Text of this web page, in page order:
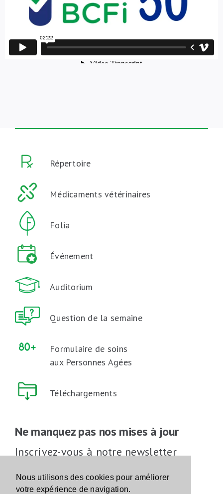
Nous utilisons des cookies pour améliorer
votre expérience de navigation.
Répertoire
Médicaments vétérinaires
Folia
Événement
Auditorium
Question de la semaine
Formulaire de soins
aux Personnes Agées
Téléchargements
Ne manquez pas nos mises à jour
Inscrivez-vous à notre newsletter
Inscrivez-vous